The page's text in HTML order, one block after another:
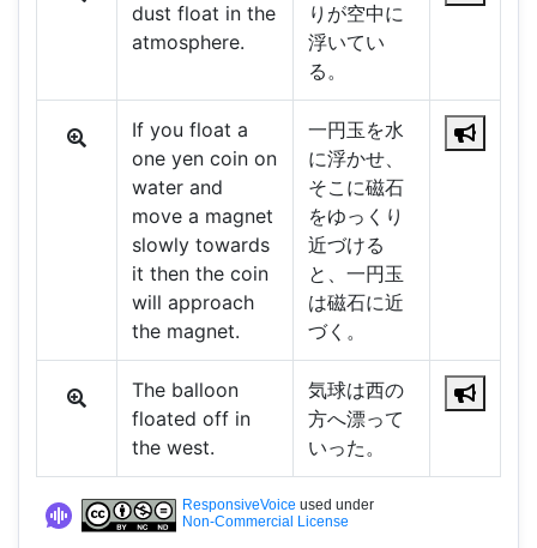
dust float in the
atmosphere.
りが空中に
浮いてい
る。
If you float a
one yen coin on
water and
move a magnet
slowly towards
it then the coin
will approach
the magnet.
一円玉を水
に浮かせ、
そこに磁石
をゆっくり
近づける
と、一円玉
は磁石に近
づく。
The balloon
floated off in
the west.
気球は西の
方へ漂って
いった。
ResponsiveVoice used under
Non-Commercial License